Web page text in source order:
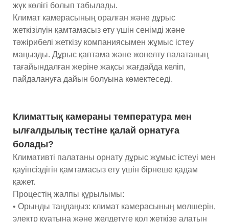
жүк көлігі болып табылады.
Климат камерасының оралған және дұрыс
жеткізілуін қамтамасыз ету үшін сенімді және
тәжірибелі жеткізу компаниясымен жұмыс істеу
маңызды. Дұрыс қаптама және жөнелту палатаның
тағайындалған жеріне жақсы жағдайда келіп,
пайдалануға дайын болуына көмектеседі.
Климаттық камераны температура мен
ылғалдылық тестіне қалай орнатуға
болады?
Климативті палатаны орнату дұрыс жұмыс істеуі мен
қауіпсіздігін қамтамасыз ету үшін бірнеше қадам
қажет.
Процестің жалпы құрылымы:
• Орынды таңдаңыз: климат камерасының мөлшерін,
электр қуатына және желдетуге қол жеткізе алатын